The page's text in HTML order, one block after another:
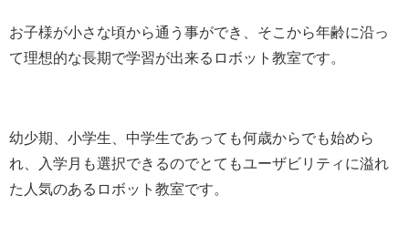
お子様が小さな頃から通う事ができ、そこから年齢に沿っ
て理想的な長期で学習が出来るロボット教室です。
幼少期、小学生、中学生であっても何歳からでも始めら
れ、入学月も選択できるのでとてもユーザビリティに溢れ
た人気のあるロボット教室です。